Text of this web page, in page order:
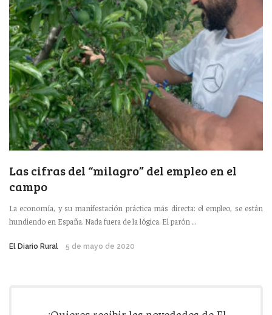
Las cifras del “milagro” del empleo en el
campo
La economía, y su manifestación práctica más directa: el empleo, se están
hundiendo en España. Nada fuera de la lógica. El parón ...
El Diario Rural 5 de mayo de 2020